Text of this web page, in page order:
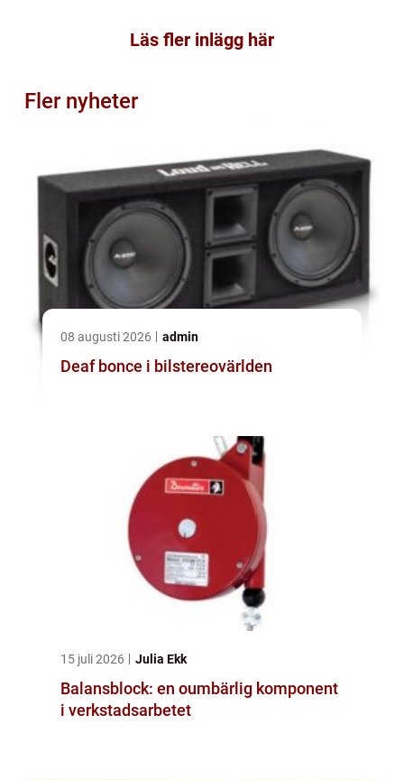
Läs fler inlägg här
Fler nyheter
08 augusti 2026 admin
Deaf bonce i bilstereovärlden
15 juli 2026 Julia Ekk
Balansblock: en oumbärlig komponent
i verkstadsarbetet